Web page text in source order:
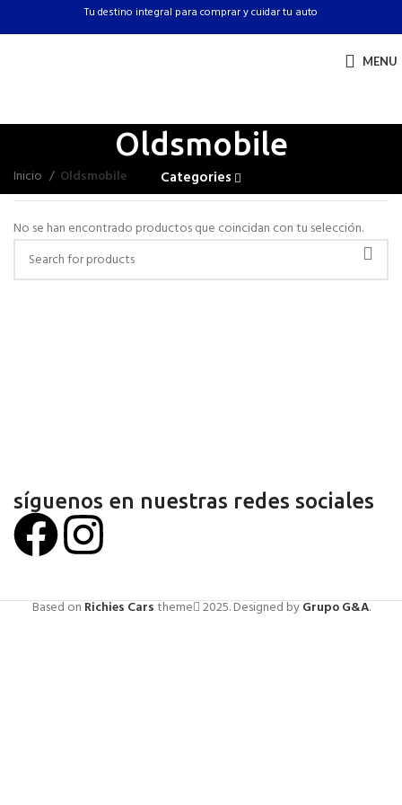
Tu destino integral para comprar y cuidar tu auto
MENU
Oldsmobile
Categories
Inicio Oldsmobile
No se han encontrado productos que coincidan con tu selección.
síguenos en nuestras redes sociales
Based onRichies Carstheme 2025. Designed byGrupo G&A.